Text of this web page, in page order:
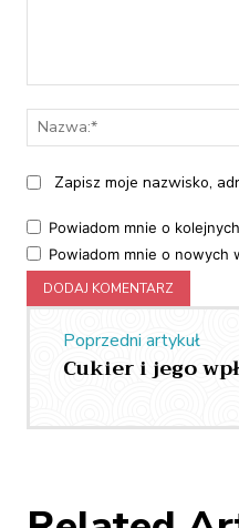
Zapisz moje nazwisko,
Powiadom mnie o
Powiadom mnie o nowych
Poprzedni artykuł
Cukier i jego